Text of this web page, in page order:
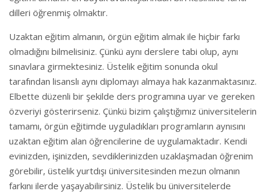
dilleri öğrenmiş olmaktır.
Uzaktan eğitim almanın, örgün eğitim almak ile hiçbir farkı
olmadığını bilmelisiniz. Çünkü aynı derslere tabi olup, aynı
sınavlara girmektesiniz. Üstelik eğitim sonunda okul
tarafından lisanslı aynı diplomayı almaya hak kazanmaktasınız.
Elbette düzenli bir şekilde ders programına uyar ve gereken
özveriyi gösterirseniz. Çünkü bizim çalıştığımız üniversitelerin
tamamı, örgün eğitimde uyguladıkları programların aynısını
uzaktan eğitim alan öğrencilerine de uygulamaktadır. Kendi
evinizden, işinizden, sevdiklerinizden uzaklaşmadan öğrenim
görebilir, üstelik yurtdışı üniversitesinden mezun olmanın
farkını ilerde yaşayabilirsiniz. Üstelik bu üniversitelerde